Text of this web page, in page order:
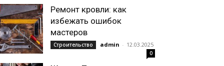
Ремонт кровли: как
избежать ошибок
мастеров
Строительство admin - 12.03.2025
0